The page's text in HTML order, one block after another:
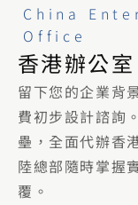
China
Office
香港辦公
留下您的企業背
費初步設計諮詢
壘，全面代辦香
陸總部隨時掌握
覆。